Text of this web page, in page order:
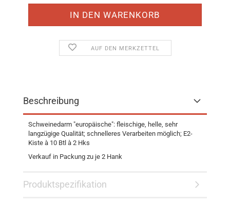
AUF DEN MERKZETTEL
Beschreibung
Schweinedarm "europäische": fleischige, helle, sehr
langzügige Qualität; schnelleres Verarbeiten möglich; E2-
Kiste à 10 Btl à 2 Hks
Verkauf in Packung zu je 2 Hank
Produktspezifikation